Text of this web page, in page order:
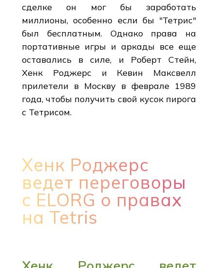
сделке он мог бы заработать
миллионы, особенно если бы "Тетрис"
был бесплатным. Однако права на
портативные игры и аркады все еще
оставались в силе, и Роберт Стейн,
Хенк Роджерс и Кевин Максвелл
прилетели в Москву в феврале 1989
года, чтобы получить свой кусок пирога
с Тетрисом.
Хенк Роджерс
ведет переговоры
с ELORG о правах
на Tetris